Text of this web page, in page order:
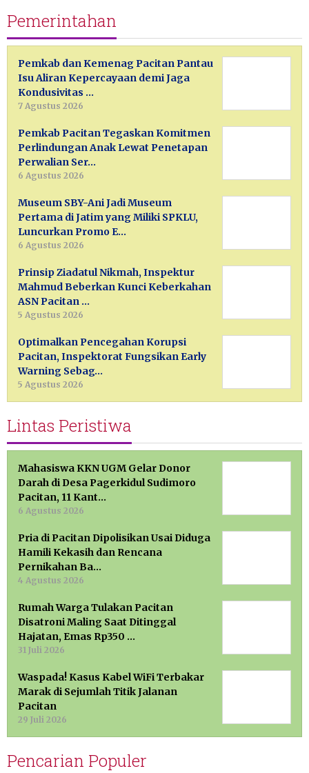
Pemerintahan
Pemkab dan Kemenag Pacitan Pantau
Isu Aliran Kepercayaan demi Jaga
Kondusivitas …
7 Agustus 2026
Pemkab Pacitan Tegaskan Komitmen
Perlindungan Anak Lewat Penetapan
Perwalian Ser…
6 Agustus 2026
Museum SBY-Ani Jadi Museum
Pertama di Jatim yang Miliki SPKLU,
Luncurkan Promo E…
6 Agustus 2026
Prinsip Ziadatul Nikmah, Inspektur
Mahmud Beberkan Kunci Keberkahan
ASN Pacitan …
5 Agustus 2026
Optimalkan Pencegahan Korupsi
Pacitan, Inspektorat Fungsikan Early
Warning Sebag…
5 Agustus 2026
Lintas Peristiwa
Mahasiswa KKN UGM Gelar Donor
Darah di Desa Pagerkidul Sudimoro
Pacitan, 11 Kant…
6 Agustus 2026
Pria di Pacitan Dipolisikan Usai Diduga
Hamili Kekasih dan Rencana
Pernikahan Ba…
4 Agustus 2026
Rumah Warga Tulakan Pacitan
Disatroni Maling Saat Ditinggal
Hajatan, Emas Rp350 …
31 Juli 2026
Waspada! Kasus Kabel WiFi Terbakar
Marak di Sejumlah Titik Jalanan
Pacitan
29 Juli 2026
Pencarian Populer